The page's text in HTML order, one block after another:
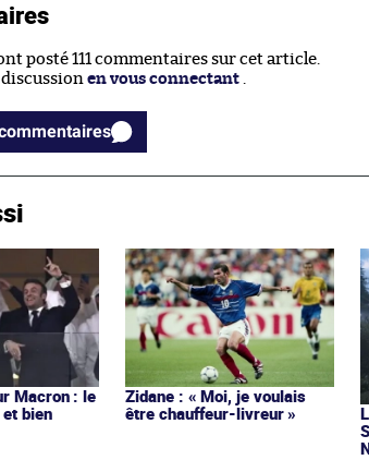
posté 111 commentaires sur cet article.
en vous connectant
les 111 commentaires
Macron : le
bien
Zidane : « Moi, je voulais
être chauffeur-livreur »